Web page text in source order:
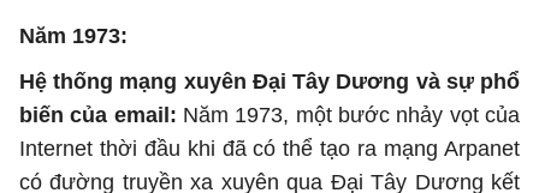
Năm 1973:
Hệ thống mạng xuyên Đại Tây Dương và sự phổ
biến của email: Năm 1973, một bước nhảy vọt của
Internet thời đầu khi đã có thể tạo ra mạng Arpanet
có đường truyền xa xuyên qua Đại Tây Dương kết